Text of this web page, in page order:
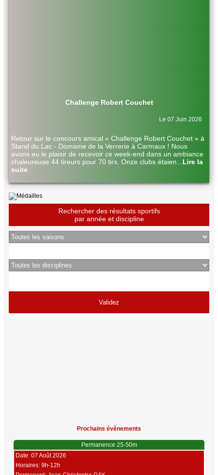
Challenge Robert Couchet
Le 07 Juin 2026
Retour sur le concours amical « Challenge Robert Couchet » à
Stand du Lac - Domaine de la Verrerie à Carmaux ! Nous
avons eu le plaisir de recevoir ce week-end dans un ambiance
chaleureuse 44 tireurs pour 70 tirs. Onze clubs étaien
Lire la
suite
Rechercher des résultats sportifs
par année et discipline
Prochains évènements
Permanence 25-50m
Date: 07 Août 2026
Horaires: 9h-12h